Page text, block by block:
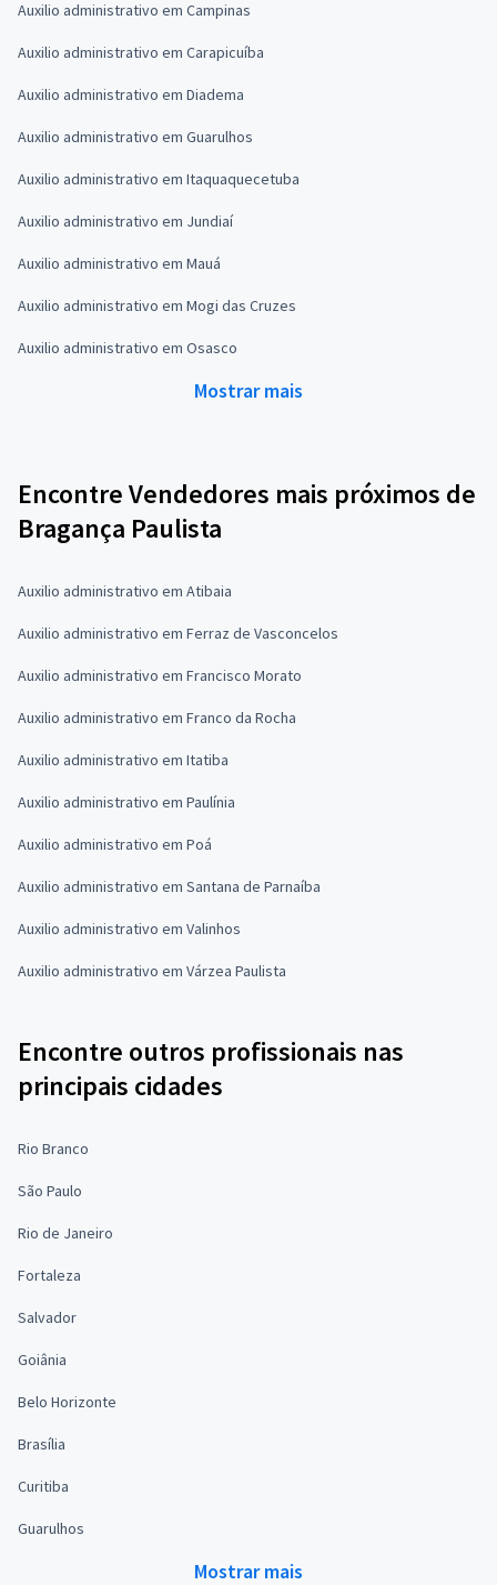
Auxilio administrativo em Campinas
Auxilio administrativo em Carapicuíba
Auxilio administrativo em Diadema
Auxilio administrativo em Guarulhos
Auxilio administrativo em Itaquaquecetuba
Auxilio administrativo em Jundiaí
Auxilio administrativo em Mauá
Auxilio administrativo em Mogi das Cruzes
Auxilio administrativo em Osasco
Mostrar mais
Encontre Vendedores mais próximos de
Bragança Paulista
Auxilio administrativo em Atibaia
Auxilio administrativo em Ferraz de Vasconcelos
Auxilio administrativo em Francisco Morato
Auxilio administrativo em Franco da Rocha
Auxilio administrativo em Itatiba
Auxilio administrativo em Paulínia
Auxilio administrativo em Poá
Auxilio administrativo em Santana de Parnaíba
Auxilio administrativo em Valinhos
Auxilio administrativo em Várzea Paulista
Encontre outros profissionais nas
principais cidades
Rio Branco
São Paulo
Rio de Janeiro
Fortaleza
Salvador
Goiânia
Belo Horizonte
Brasília
Curitiba
Guarulhos
Mostrar mais